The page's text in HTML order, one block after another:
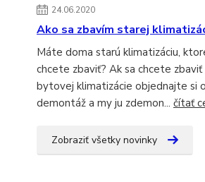
24.06.2020
Ako sa zbavím starej
Máte doma starú klimatizáciu,
chcete zbaviť? Ak sa chcete
bytovej klimatizácie objednajte si
demontáž a my ju zdemon... čítať
Zobraziť všetky novinky